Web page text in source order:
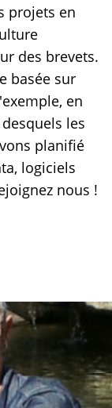
projets en
des brevets.
basée sur
en
les
planifié
logiciels
nous !